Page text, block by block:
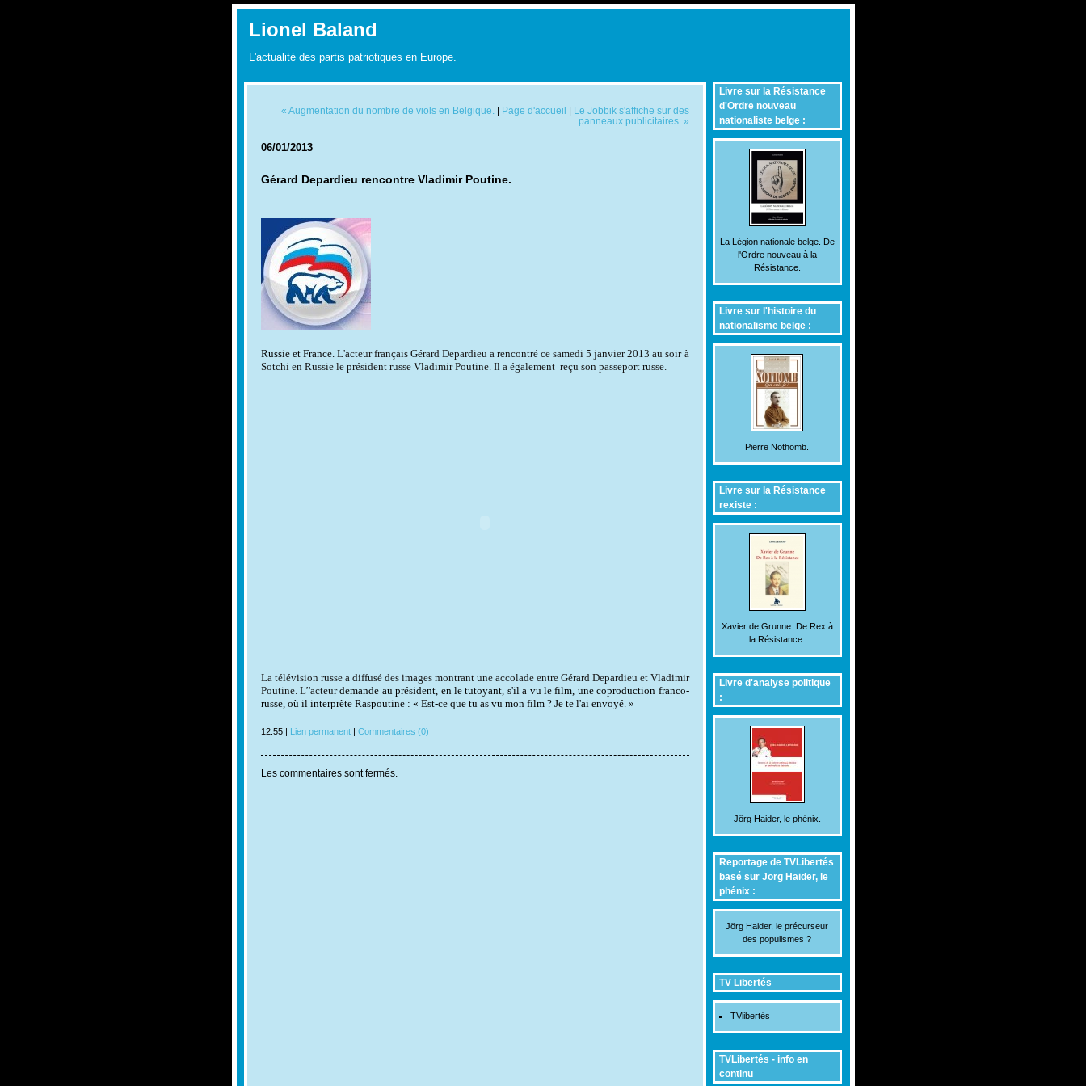
Lionel Baland
L'actualité des partis patriotiques en Europe.
Livre sur la Résistance
d'Ordre nouveau
nationaliste belge :
La Légion nationale belge. De
l'Ordre nouveau à la
Résistance.
Livre sur l'histoire du
nationalisme belge :
Pierre Nothomb.
Livre sur la Résistance
rexiste :
Xavier de Grunne. De Rex à
la Résistance.
Livre d'analyse politique
:
Jörg Haider, le phénix.
Reportage de TVLibertés
basé sur Jörg Haider, le
phénix :
Jörg Haider, le précurseur
des populismes ?
TV Libertés
TVlibertés
TVLibertés - info en
continu
« Augmentation du nombre de viols en Belgique. | Page d'accueil | Le Jobbik s'affiche sur des
panneaux publicitaires. »
06/01/2013
Gérard Depardieu rencontre Vladimir Poutine.
Russie et France. L'acteur français Gérard Depardieu a rencontré ce samedi 5 janvier 2013 au soir à
Sotchi en Russie le président russe Vladimir Poutine. Il a également reçu son passeport russe.
La télévision russea diffusé des images montrant uneaccolade entreGérard Depardieu et Vladimir
Poutine. L’'acteurdemande au président, en le tutoyant, s'ila vu le film, une coproduction franco-
russe, où il interprète Raspoutine : « Est-ce que tuas vu mon film ? Je te l'ai envoyé. »
12:55 | Lien permanent| Commentaires (0)
Les commentaires sont fermés.